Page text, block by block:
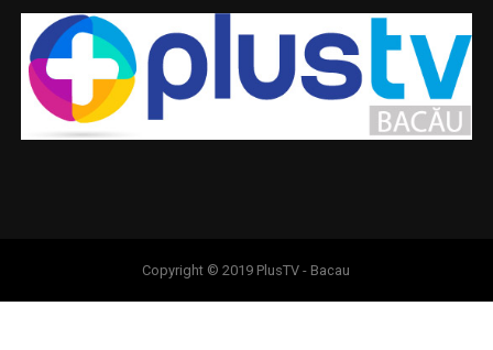
Copyright © 2019 PlusTV - Bacau